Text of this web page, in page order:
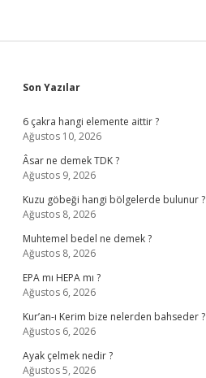
Sidebar
Son Yazılar
6 çakra hangi elemente aittir ?
Ağustos 10, 2026
Âsar ne demek TDK ?
Ağustos 9, 2026
Kuzu göbeği hangi bölgelerde bulunur ?
Ağustos 8, 2026
Muhtemel bedel ne demek ?
Ağustos 8, 2026
EPA mı HEPA mı ?
Ağustos 6, 2026
Kur’an-ı Kerim bize nelerden bahseder ?
Ağustos 6, 2026
Ayak çelmek nedir ?
Ağustos 5, 2026